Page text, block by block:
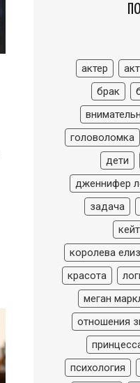
актер
брак
головоломка
дети
дженнифер
задача
королева
красота
меган
отношения
психология